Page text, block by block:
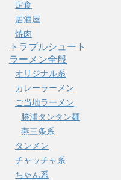
定食
居酒屋
焼肉
トラブルシュート
ラーメン全般
オリジナル系
カレーラーメン
ご当地ラーメン
勝浦タンタン麺
燕三条系
タンメン
チャッチャ系
ちゃん系